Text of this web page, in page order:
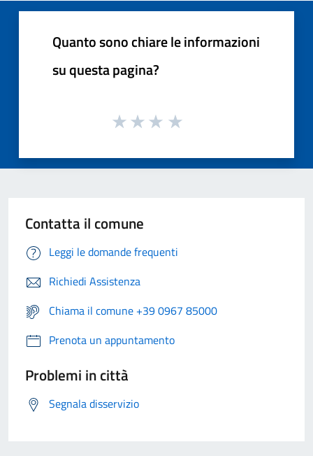
Quanto sono chiare le informazioni
su questa pagina?
Contatta il comune
Leggi le domande frequenti
Richiedi Assistenza
Chiama il comune +39 0967 85000
Prenota un appuntamento
Problemi in città
Segnala disservizio